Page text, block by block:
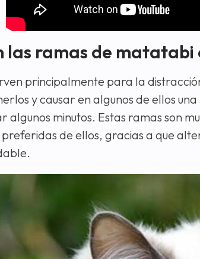
las ramas de matatabi
principalmente para la
y causar en algunos de ellos una
algunos minutos. Estas ramas son
preferidas de ellos, gracias a que